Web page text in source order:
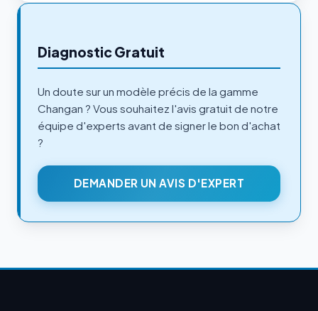
Diagnostic Gratuit
Un doute sur un modèle précis de la gamme
Changan ? Vous souhaitez l'avis gratuit de notre
équipe d'experts avant de signer le bon d'achat
?
DEMANDER UN AVIS D'EXPERT